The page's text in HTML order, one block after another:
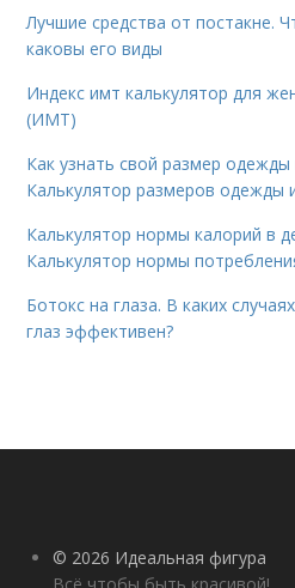
Лучшие средства от постакне.
каковы его виды
Индекс имт калькулятор для
(ИМТ)
Как узнать свой размер
Калькулятор размеров одежды
Калькулятор нормы калорий в
Калькулятор нормы
Ботокс на глаза. В каких
глаз эффективен?
© 2026 Идеальная фигура